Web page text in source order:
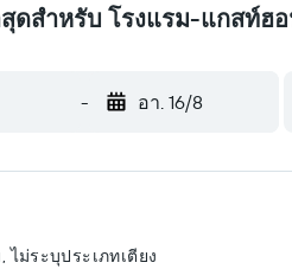
ดสำหรับ โรงแรม-แกสท์ฮอ
- อา. 16/8
ไม่ระบุประเภทเตียง